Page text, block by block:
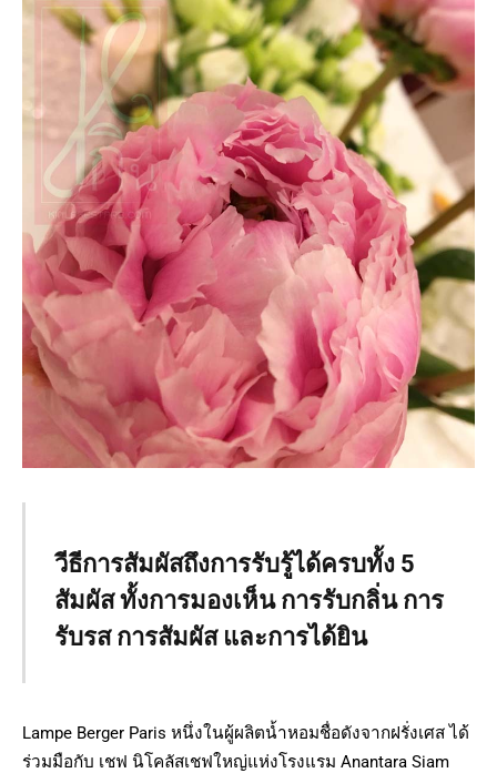
วีธีการสัมผัสถึงการรับรู้ได้ครบทั้ง 5
สัมผัส ทั้งการมองเห็น การรับกลิ่น การ
รับรส การสัมผัส และการได้ยิน
Lampe Berger Paris หนึ่งในผู้ผลิตน้ำหอมชื่อดังจากฝรั่งเศส ได้
ร่วมมือกับ เชฟ นิโคลัสเชฟใหญ่แห่งโรงแรม Anantara Siam